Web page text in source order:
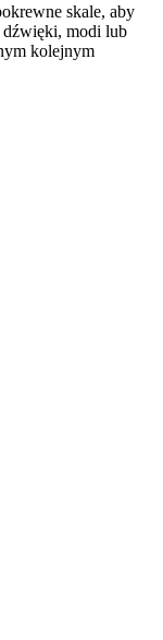
skale, aby
dźwięki, modi lub
kolejnym